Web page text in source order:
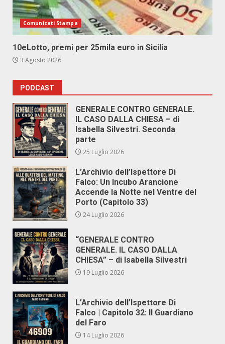
Comunicati Stampa
10eLotto, premi per 25mila euro in Sicilia
3 Agosto 2026
PODCAST
GENERALE CONTRO GENERALE.
IL CASO DALLA CHIESA – di
Isabella Silvestri. Seconda
parte
25 Luglio 2026
L’Archivio dell’Ispettore Di
Falco: Un Incubo Arancione
Accende la Notte nel Ventre del
Porto (Capitolo 33)
24 Luglio 2026
“GENERALE CONTRO
GENERALE. IL CASO DALLA
CHIESA” – di Isabella Silvestri
19 Luglio 2026
L’Archivio dell’Ispettore Di
Falco | Capitolo 32: Il Guardiano
del Faro
14 Luglio 2026